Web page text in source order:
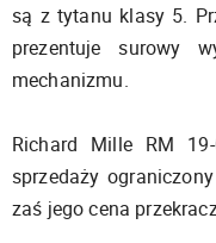
są z tytanu klasy 5.
prezentuje surowy
mechanizmu.
Richard Mille RM
sprzedaży
zaś jego cena